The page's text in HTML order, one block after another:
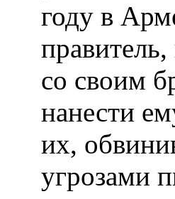
году в
со своим
нанести
их,
угрозами